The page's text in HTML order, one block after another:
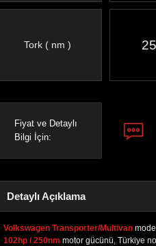
Tork ( nm )
Fiyat ve Detaylı
Bilgi İçin:
Detaylı Açıklama
Volkswagen Transporter/Multivan
102hp / 250nm motor gücünü, Türkiye